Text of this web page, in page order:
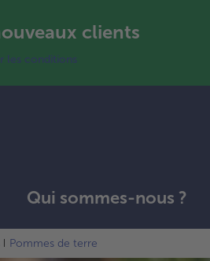
clients
les conditions
Qui sommes-nous ?
Pommes de terre